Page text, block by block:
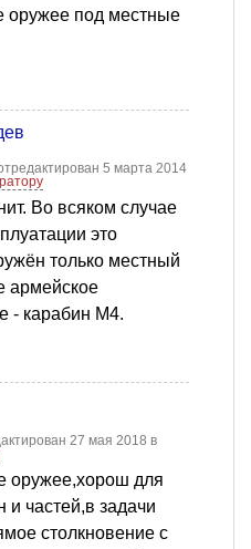
оружее под местные
5 марта 2014
Во всяком случае
это
только местный
армейское
- карабин М4.
27 мая 2018 в
оружее,хорош для
частей,в задачи
столкновение с